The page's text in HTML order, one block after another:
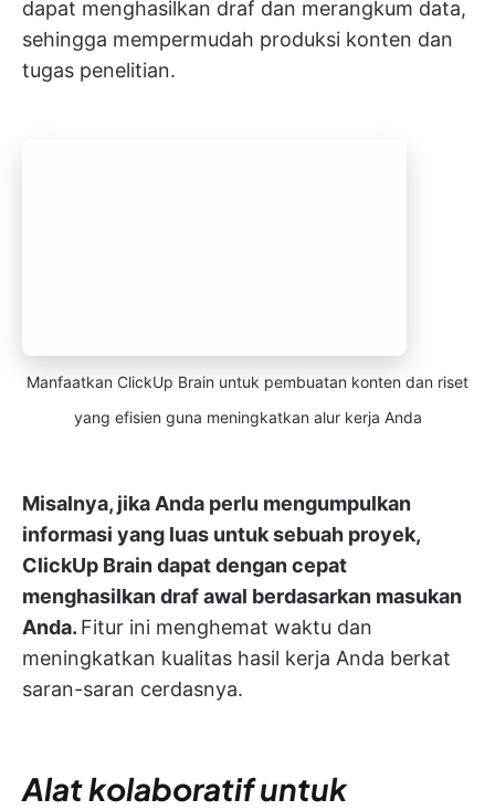
dapat menghasilkan draf dan merangkum data,
sehingga mempermudah produksi konten dan
tugas penelitian.
Manfaatkan ClickUp Brain untuk pembuatan konten dan riset
yang efisien guna meningkatkan alur kerja Anda
Misalnya, jika Anda perlu mengumpulkan
informasi yang luas untuk sebuah proyek,
ClickUp Brain dapat dengan cepat
menghasilkan draf awal berdasarkan masukan
Anda. Fitur ini menghemat waktu dan
meningkatkan kualitas hasil kerja Anda berkat
saran-saran cerdasnya.
Alat kolaboratif untuk